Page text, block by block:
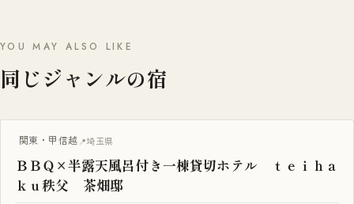
YOU MAY ALSO LIKE
同じジャンルの宿
BBQ・焚き火
関東・甲信越 埼玉県
ＢＢＱ×半露天風呂付き一棟貸切ホテル ｔｅｉｈａ
ｋｕ秩父 茶畑邸